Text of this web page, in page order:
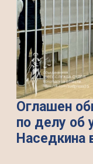
Оглашен
по делу об
Наседкина